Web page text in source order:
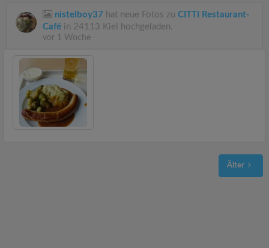
nistelboy37 hat neue Fotos zu CITTI Restaurant-
Café in 24113 Kiel hochgeladen.
vor 1 Woche
Älter